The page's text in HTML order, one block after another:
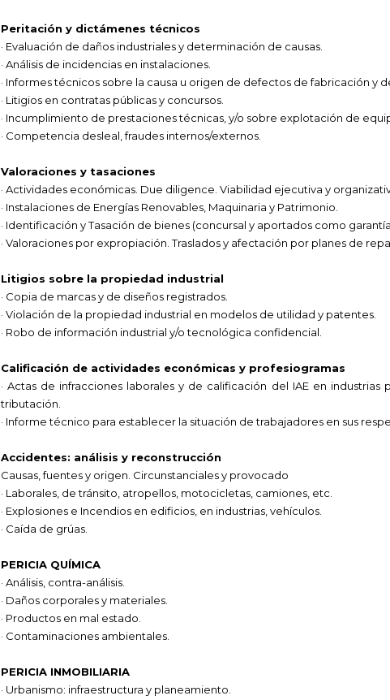
Peritación y dictámenes técnicos
· Evaluación de daños industriales y determinación de causas.
· Análisis de incidencias en instalaciones.
· Informes técnicos sobre la causa u origen de defectos de fabricación y
· Litigios en contratas públicas y concursos.
· Incumplimiento de prestaciones técnicas, y/o sobre explotación de
· Competencia desleal, fraudes internos/externos.
Valoraciones y tasaciones
· Actividades económicas. Due diligence. Viabilidad ejecutiva y
· Instalaciones de Energías Renovables, Maquinaria y Patrimonio.
· Identificación y Tasación de bienes (concursal y aportados como
· Valoraciones por expropiación. Traslados y afectación por planes de
Litigios sobre la propiedad industrial
· Copia de marcas y de diseños registrados.
· Violación de la propiedad industrial en modelos de utilidad y patentes.
· Robo de información industrial y/o tecnológica confidencial.
Calificación de actividades económicas y profesiogramas
· Actas de infracciones laborales y de calificación del IAE en
tributación.
· Informe técnico para establecer la situación de trabajadores en sus
Accidentes: análisis y reconstrucción
Causas, fuentes y origen. Circunstanciales y provocado
· Laborales, de tránsito, atropellos, motocicletas, camiones, etc.
· Explosiones e Incendios en edificios, en industrias, vehículos.
· Caída de grúas.
PERICIA QUÍMICA
· Análisis, contra-análisis.
· Daños corporales y materiales.
· Productos en mal estado.
· Contaminaciones ambientales.
PERICIA INMOBILIARIA
· Urbanismo: infraestructura y planeamiento.